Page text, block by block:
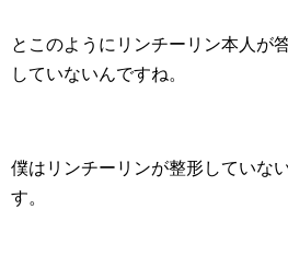
とこのようにリンチーリン本人が
していないんですね。
僕はリンチーリンが整形していな
す。